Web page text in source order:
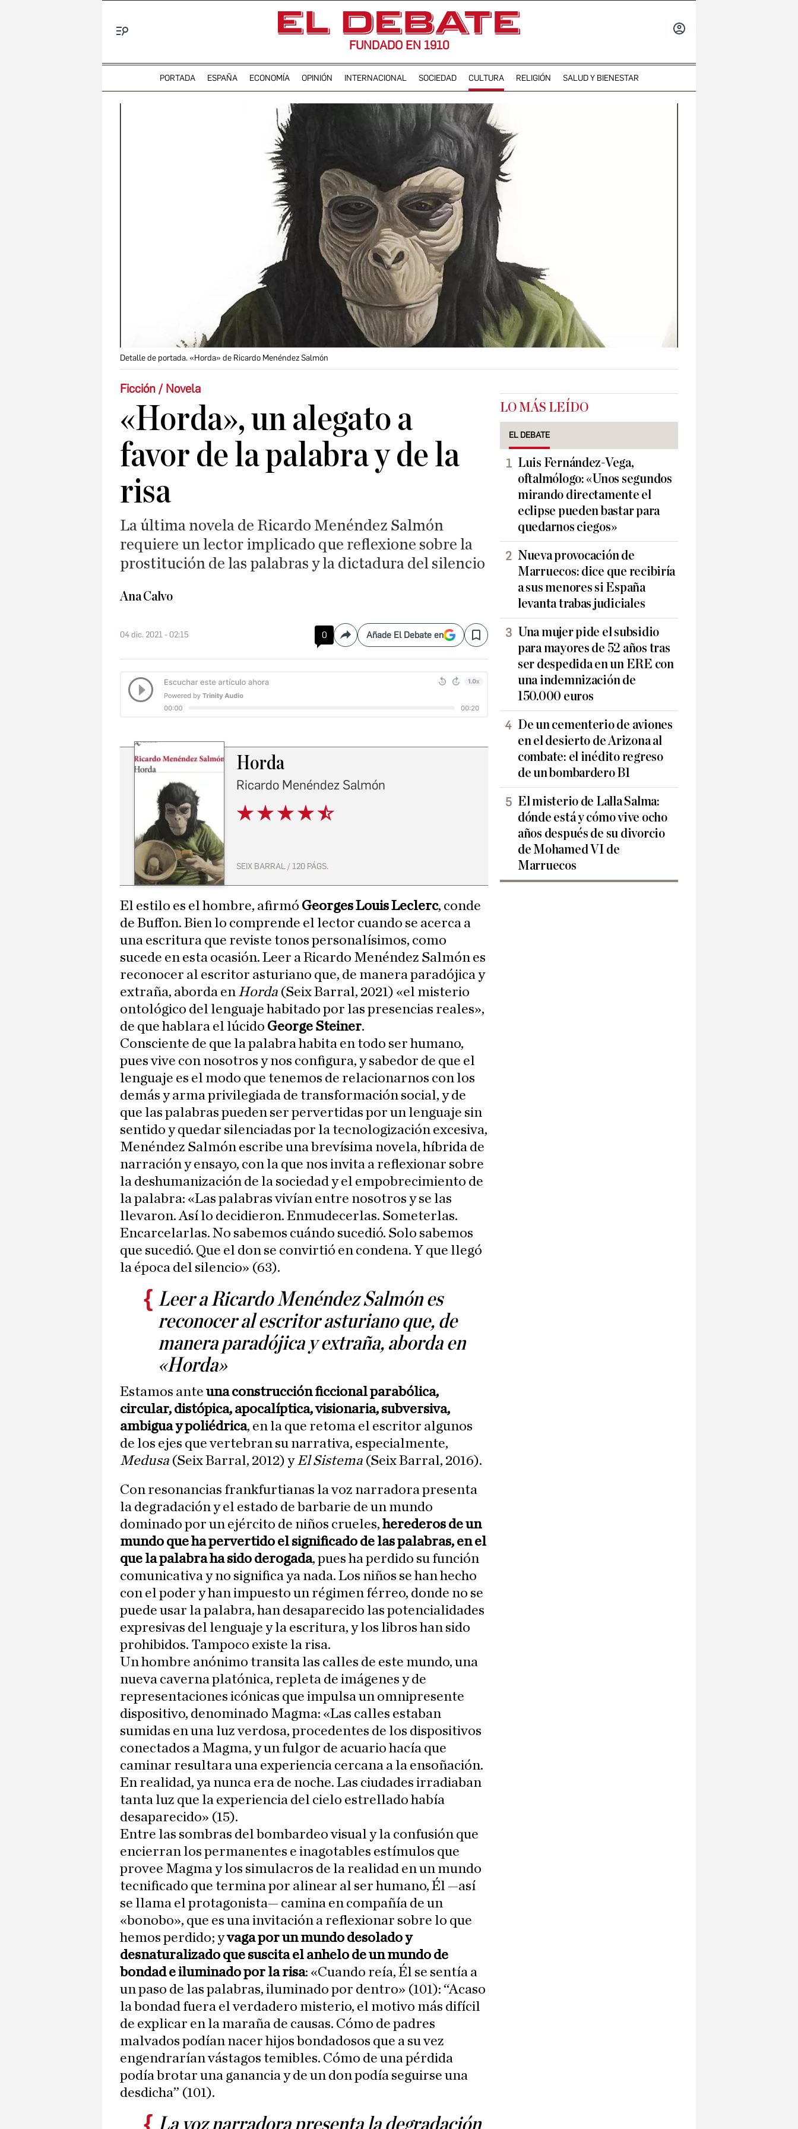
FUNDADO EN 1910
PORTADA ESPAÑA ECONOMÍA OPINIÓN INTERNACIONAL SOCIEDAD CULTURA RELIGIÓN SALUD Y BIENESTAR
Detalle de portada. «Horda» de Ricardo Menéndez Salmón
Ficción / Novela
«Horda», un alegato a
favor de la palabra y de la
risa
La última novela de Ricardo Menéndez Salmón
requiere un lector implicado que reflexione sobre la
prostitución de las palabras y la dictadura del silencio
Ana Calvo
04 dic. 2021 - 02:15 0 CompartirAñade El Debate en Save
SEIX BARRAL / 120 PÁGS.
Horda
Ricardo Menéndez Salmón
El estilo es el hombre, afirmó Georges Louis Leclerc, conde
de Buffon. Bien lo comprende el lector cuando se acerca a
una escritura que reviste tonos personalísimos, como
sucede en esta ocasión. Leer a Ricardo Menéndez Salmón es
reconocer al escritor asturiano que, de manera paradójica y
extraña, aborda en Horda (Seix Barral, 2021) «el misterio
ontológico del lenguaje habitado por las presencias reales»,
de que hablara el lúcido George Steiner.
Consciente de que la palabra habita en todo ser humano,
pues vive con nosotros y nos configura, y sabedor de que el
lenguaje es el modo que tenemos de relacionarnos con los
demás y arma privilegiada de transformación social, y de
que las palabras pueden ser pervertidas por un lenguaje sin
sentido y quedar silenciadas por la tecnologización excesiva,
Menéndez Salmón escribe una brevísima novela, híbrida de
narración y ensayo, con la que nos invita a reflexionar sobre
la deshumanización de la sociedad y el empobrecimiento de
la palabra: «Las palabras vivían entre nosotros y se las
llevaron. Así lo decidieron. Enmudecerlas. Someterlas.
Encarcelarlas. No sabemos cuándo sucedió. Solo sabemos
que sucedió. Que el don se convirtió en condena. Y que llegó
la época del silencio» (63).
Leer a Ricardo Menéndez Salmón es
reconocer al escritor asturiano que, de
manera paradójica y extraña, aborda en
«Horda»
Estamos ante una construcción ficcional parabólica,
circular, distópica, apocalíptica, visionaria, subversiva,
ambigua y poliédrica, en la que retoma el escritor algunos
de los ejes que vertebran su narrativa, especialmente,
Medusa (Seix Barral, 2012) yEl Sistema (Seix Barral, 2016).
Con resonancias frankfurtianas la voz narradora presenta
la degradación y el estado de barbarie de un mundo
dominado por un ejército de niños crueles, herederos de un
mundo que ha pervertido el significado de las palabras, en el
que la palabra ha sido derogada, pues ha perdido su función
comunicativa y no significa ya nada. Los niños se han hecho
con el poder y han impuesto un régimen férreo, donde no se
puede usar la palabra, han desaparecido las potencialidades
expresivas del lenguaje y la escritura, y los libros han sido
prohibidos. Tampoco existe la risa.
Un hombre anónimo transita las calles de este mundo, una
nueva caverna platónica, repleta de imágenes y de
representaciones icónicas que impulsa un omnipresente
dispositivo, denominado Magma: «Las calles estaban
sumidas en una luz verdosa, procedentes de los dispositivos
conectados a Magma, y un fulgor de acuario hacía que
caminar resultara una experiencia cercana a la ensoñación.
En realidad, ya nunca era de noche. Las ciudades irradiaban
tanta luz que la experiencia del cielo estrellado había
desaparecido» (15).
Entre las sombras del bombardeo visual y la confusión que
encierran los permanentes e inagotables estímulos que
provee Magma y los simulacros de la realidad en un mundo
tecnificado que termina por alinear al ser humano, Él —así
se llama el protagonista— camina en compañía de un
«bonobo», que es una invitación a reflexionar sobre lo que
hemos perdido; yvaga por un mundo desolado y
desnaturalizado que suscita el anhelo de un mundo de
bondad e iluminado por la risa: «Cuando reía, Él se sentía a
un paso de las palabras, iluminado por dentro» (101): “Acaso
la bondad fuera el verdadero misterio, el motivo más difícil
de explicar en la maraña de causas. Cómo de padres
malvados podían nacer hijos bondadosos que a su vez
engendrarían vástagos temibles. Cómo de una pérdida
podía brotar una ganancia y de un don podía seguirse una
desdicha” (101).
La voz narradora presenta la degradación
LO MÁS LEÍDO
EL DEBATE
Luis Fernández-Vega,
oftalmólogo: «Unos segundos
mirando directamente el
eclipse pueden bastar para
quedarnos ciegos»
Nueva provocación de
Marruecos: dice que recibiría
a sus menores si España
levanta trabas judiciales
Una mujer pide el subsidio
para mayores de 52 años tras
ser despedida en un ERE con
una indemnización de
150.000 euros
De un cementerio de aviones
en el desierto de Arizona al
combate: el inédito regreso
de un bombardero B1
El misterio de Lalla Salma:
dónde está y cómo vive ocho
años después de su divorcio
de Mohamed VI de
Marruecos